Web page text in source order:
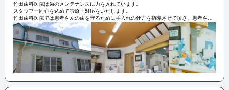
竹田歯科医院は歯のメンテナンスに力を入れています。
スタッフ一同心を込めて診療・対応をいたします。
竹田歯科医院では患者さんの歯を守るために手入れの仕方を指導させて頂き、患者さん
ご自身で出来ない所を私共が手入れをさせて頂きたいと思っています。